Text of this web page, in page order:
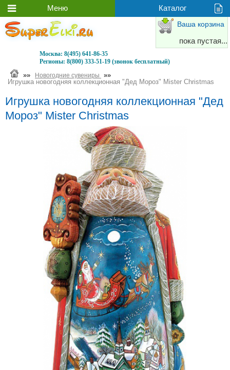
Москва: 8(495) 641-86-35
Регионы: 8(800) 333-51-19 (звонок бесплатный)
Ваша корзина
пока пустая...
»» Новогодние сувениры
»»
Игрушка новогодняя коллекционная "Дед Мороз" Mister Christmas
Игрушка новогодняя коллекционная "Дед
Мороз" Mister Christmas